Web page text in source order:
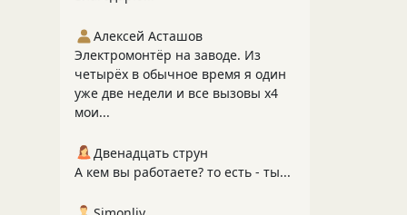
Алексей Асташов
Электромонтёр на заводе. Из
четырёх в обычное время я один
уже две недели и все вызовы х4
мои...
Двенадцать струн
А кем вы работаете? то есть - ты...